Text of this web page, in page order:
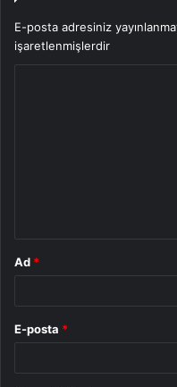
E-posta adresiniz
işaretlenmişlerdir
Ad *
E-posta *